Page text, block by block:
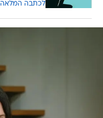
לכתבה המלאה